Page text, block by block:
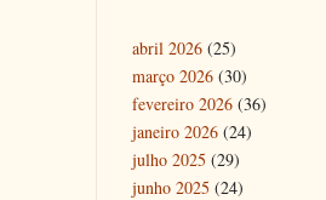
abril 2026 (25)
março 2026 (30)
fevereiro 2026 (36)
janeiro 2026 (24)
julho 2025 (29)
junho 2025 (24)